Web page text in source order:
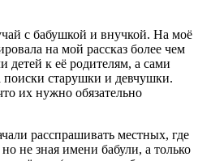
с бабушкой и внучкой. На моё
на мой рассказ более чем
детей к её родителям, а сами
старушки и девчушки.
их нужно обязательно
расспрашивать местных, где
не зная имени бабули, а только